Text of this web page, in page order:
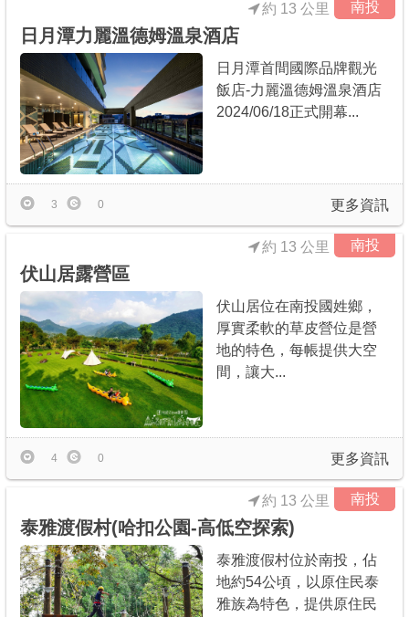
南投
日月潭力麗溫德姆溫泉酒店
約 13 公里
日月潭首間國際品牌觀光
飯店-力麗溫德姆溫泉酒店
2024/06/18正式開幕...
更多資訊
3 0
南投
伏山居露營區
約 13 公里
伏山居位在南投國姓鄉，
厚實柔軟的草皮營位是營
地的特色，每帳提供大空
間，讓大...
更多資訊
4 0
南投
泰雅渡假村(哈扣公園-高低空探索)
約 13 公里
泰雅渡假村位於南投，佔
地約54公頃，以原住民泰
雅族為特色，提供原住民